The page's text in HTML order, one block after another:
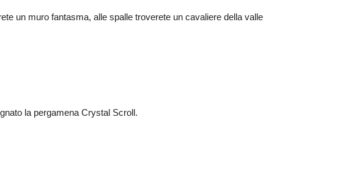
un muro fantasma, alle spalle troverete un cavaliere della valle
la pergamena Crystal Scroll.